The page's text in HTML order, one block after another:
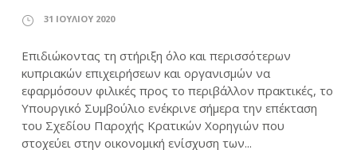
31 ΙΟΥΛΊΟΥ 2020
Επιδιώκοντας τη στήριξη όλο και περισσότερων
κυπριακών επιχειρήσεων και οργανισμών να
εφαρμόσουν φιλικές προς το περιβάλλον πρακτικές, το
Υπουργικό Συμβούλιο ενέκρινε σήμερα την επέκταση
του Σχεδίου Παροχής Κρατικών Χορηγιών που
στοχεύει στην οικονομική ενίσχυση των...